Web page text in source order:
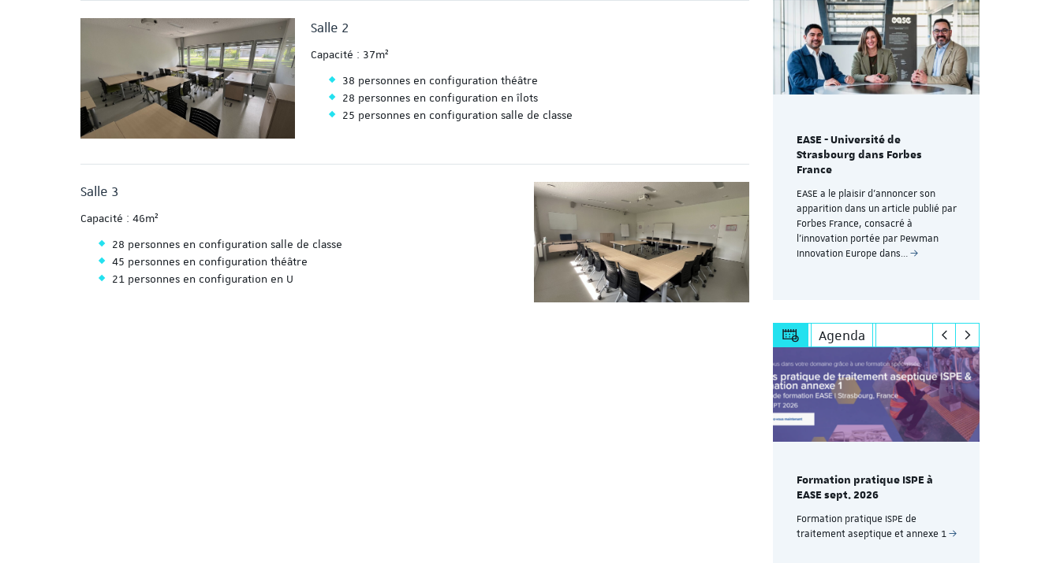
Salle 2
Capacité : 37m²
38 personnes en configuration théâtre
28 personnes en configuration en îlots
25 personnes en configuration salle de classe
Salle 3
Capacité : 46m²
28 personnes en configuration salle de classe
45 personnes en configuration théâtre
21 personnes en configuration en U
Immersion d’Eschbach chez
Quand l’innovation digitale
rencontre la réalité du terrain
pharmaceutique
EASE - Université de
Strasbourg dans Forbes
France
EASE a le plaisir d’annoncer son
apparition dans un article publié par
Forbes France, consacré à
l’innovation portée par Pewman
Innovation Europe dans…
Agenda
Formation pratique ISPE à
EASE sept. 2026
Formation pratique ISPE de
traitement aseptique et annexe 1